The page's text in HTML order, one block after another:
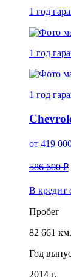
1 год
1 год
1 год
от 419
586 600 ₽
В кредит
Пробег
82 661 км.
Год
2014 г.